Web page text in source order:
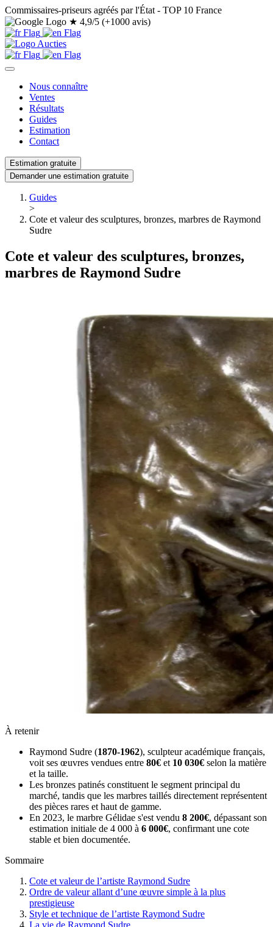
Commissaires-priseurs agréés par l'État - TOP 10 France
★ 4,9/5 (+1000 avis)
Nous connaître
Ventes
Résultats
Guides
Estimation
Contact
Estimation gratuite
Demander une estimation gratuite
Guides
>
Cote et valeur des sculptures, bronzes, marbres de Raymond
Sudre
Cote et valeur des sculptures, bronzes,
marbres de Raymond Sudre
À retenir
Raymond Sudre (1870-1962), sculpteur académique français,
voit ses œuvres vendues entre 80€ et 10 030€ selon la matière
et la taille.
Les bronzes patinés constituent le segment principal du
marché, tandis que les marbres taillés directement représentent
des pièces rares et haut de gamme.
En 2023, le marbre Gélidae s'est vendu 8 200€, dépassant son
estimation initiale de 4 000 à 6 000€, confirmant une cote
stable et bien documentée.
Sommaire
Cote et valeur de l’artiste Raymond Sudre
Ordre de valeur allant d’une œuvre simple à la plus
prestigieuse
Style et technique de l’artiste Raymond Sudre
La vie de Raymond Sudre